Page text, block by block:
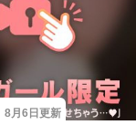
8月6日更新